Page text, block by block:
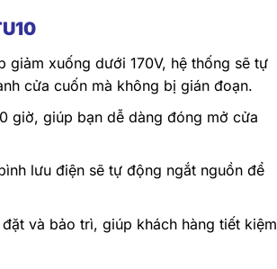
giảm xuống dưới 170V, hệ thống sẽ tự
cửa cuốn mà không bị gián đoạn.
giờ, giúp bạn dễ dàng đóng mở cửa
lưu điện sẽ tự động ngắt nguồn để
và bảo trì, giúp khách hàng tiết kiệm